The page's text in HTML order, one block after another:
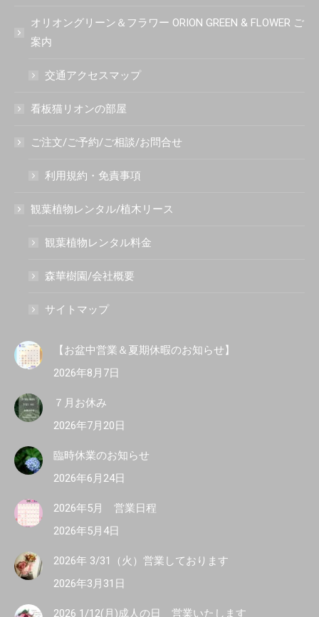
オリオングリーン＆フラワー ORION GREEN & FLOWER ご
案内
交通アクセスマップ
看板猫リオンの部屋
ご注文/ご予約/ご相談/お問合せ
利用規約・免責事項
観葉植物レンタル/植木リース
観葉植物レンタル料金
森華樹園/会社概要
サイトマップ
【お盆中営業＆夏期休暇のお知らせ】
2026年8月7日
７月お休み
2026年7月20日
臨時休業のお知らせ
2026年6月24日
2026年5月 営業日程
2026年5月4日
2026年 3/31（火）営業しております
2026年3月31日
2026 1/12(月)成人の日 営業いたします